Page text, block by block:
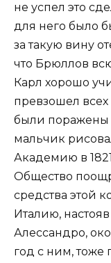
не успел это
для него было
за такую ​​вину
что Брюллов
Карл хорошо
превзошел
были поражены
мальчик
Академию в
Общество
средства этой
Италию,
Алессандро,
год с ним, тоже